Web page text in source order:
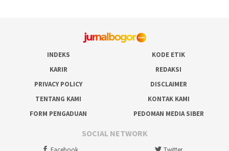
INDEKS
KODE ETIK
KARIR
REDAKSI
PRIVACY POLICY
DISCLAIMER
TENTANG KAMI
KONTAK KAMI
FORM PENGADUAN
PEDOMAN MEDIA SIBER
SOCIAL NETWORK